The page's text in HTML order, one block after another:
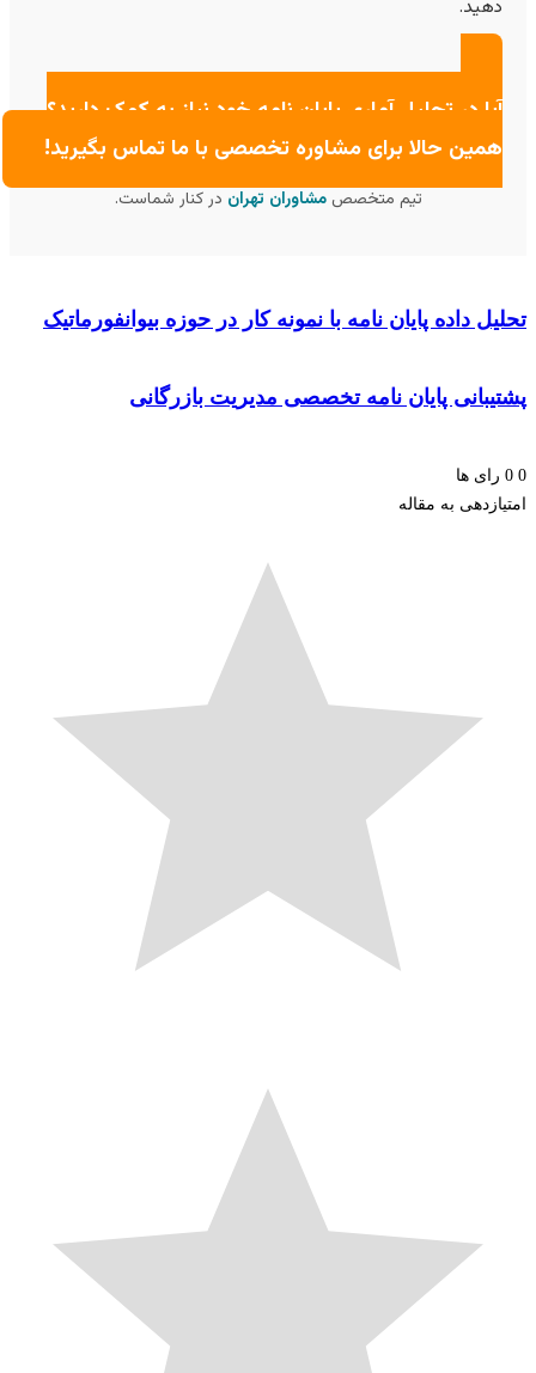
در تحلیل آماری پایان نامه خود نیاز به کمک دارید؟
حالا برایمشاوره تخصصیبا ما تماس بگیرید!
تیم متخصصمشاوران تهران در کنار شماست.
داده پایان نامه با نمونه کار در حوزه بیوانفورماتیک
پایان نامه تخصصی مدیریت بازرگانی
ها
به مقاله